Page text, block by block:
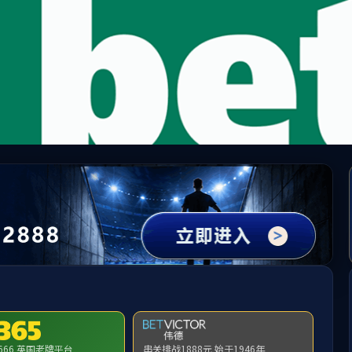
·365英国上市(集团)有限公司公司|官方
请输入验证码下载附件